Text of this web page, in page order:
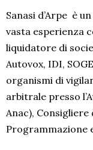
Sanasi d’Arpe è
vasta esperienza
liquidatore di
Autovox, IDI,
organismi di
arbitrale presso
Anac),
Programmazione